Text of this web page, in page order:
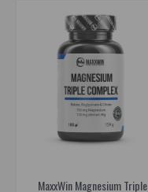
MaxxWin Magnesium Triple